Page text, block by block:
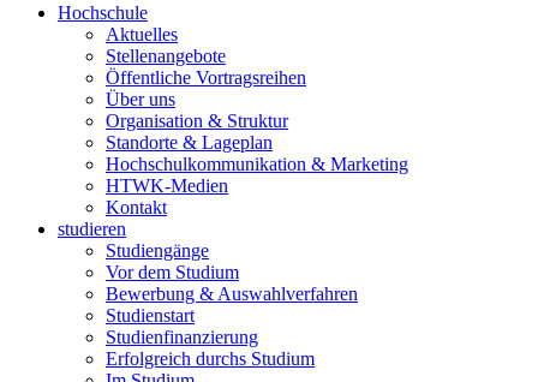
Hochschule
Aktuelles
Stellenangebote
Öffentliche Vortragsreihen
Über uns
Organisation & Struktur
Standorte & Lageplan
Hochschulkommunikation & Marketing
HTWK-Medien
Kontakt
studieren
Studiengänge
Vor dem Studium
Bewerbung & Auswahlverfahren
Studienstart
Studienfinanzierung
Erfolgreich durchs Studium